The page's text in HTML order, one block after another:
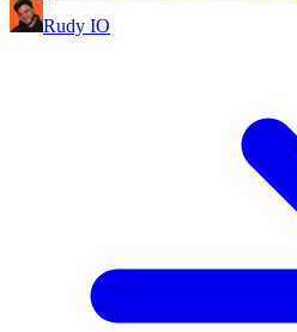
Rudy IO